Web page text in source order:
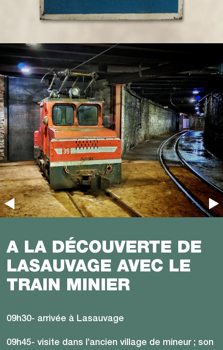
A LA DÉCOUVERTE DE
LASAUVAGE AVEC LE
TRAIN MINIER
09h30- arrivée à Lasauvage
09h45- visite dans l’ancien village de mineur ; son